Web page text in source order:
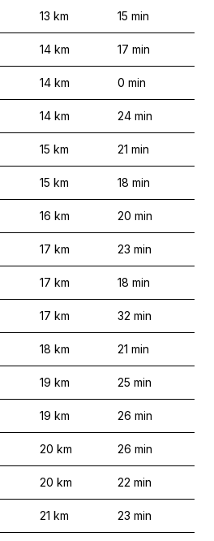
13 km 15 min
14 km 17 min
14 km 0 min
14 km 24 min
15 km 21 min
15 km 18 min
16 km 20 min
17 km 23 min
17 km 18 min
17 km 32 min
18 km 21 min
19 km 25 min
19 km 26 min
20 km 26 min
20 km 22 min
21 km 23 min